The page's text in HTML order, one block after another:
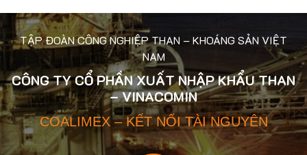
TẬP ĐOÀN CÔNG NGHIỆP THAN – KHOÁNG SẢN VIỆT
NAM
CÔNG TY CỔ PHẦN XUẤT NHẬP KHẨU THAN
– VINACOMIN
COALIMEX – KẾT NỐI TÀI NGUYÊN